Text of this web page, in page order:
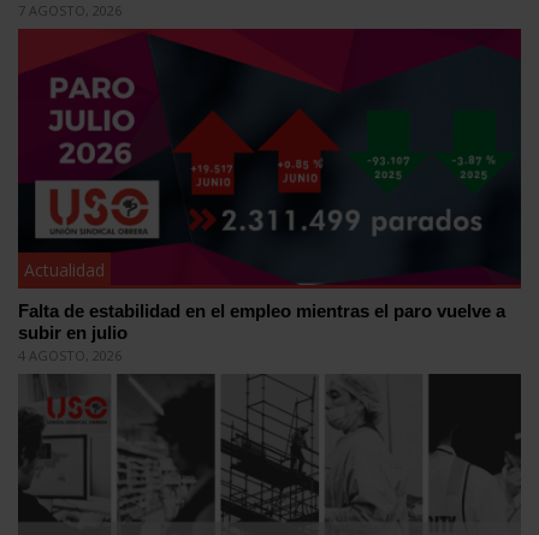
7 AGOSTO, 2026
Actualidad
Falta de estabilidad en el empleo mientras el paro vuelve a
subir en julio
4 AGOSTO, 2026